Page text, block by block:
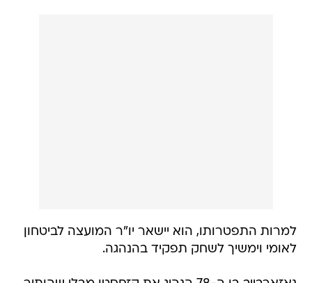
למרות התפטרותו, הוא יישאר יו"ר המועצה לביטחון
לאומי וימשיך לשחק תפקיד בהנהגה.